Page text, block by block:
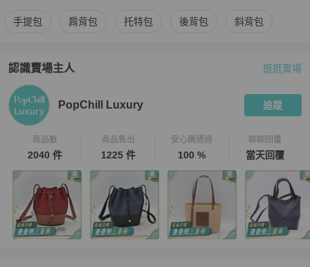
更多Chloé 女包相似商品推薦
手提包 肩背包 托特包 後背包 斜背包
認識賣場主人
PopChill 拍拍圈嚴選賣家
逛逛賣場
PopChill Luxury 追蹤
商品數
2040 件
商品售出
1225 件
安心購通過
100 %
聊聊回覆
當天回覆